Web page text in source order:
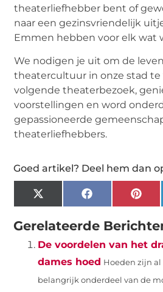
theaterliefhebber bent of
naar een gezinsvriendelijk
Emmen hebben voor elk wat
We nodigen je uit om de
theatercultuur in onze stad te
volgende theaterbezoek,
voorstellingen en word
gepassioneerde
theaterliefhebbers.
Goed artikel? Deel hem dan
X
(Twitter)
Facebook
Gerelateerde
De voordelen van het
dames hoed Hoeden zijn
belangrijk onderdeel van de